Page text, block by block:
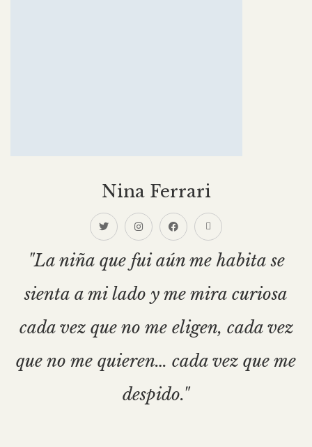
Nina Ferrari
"La niña que fui aún me habita se
sienta a mi lado y me mira curiosa
cada vez que no me eligen, cada vez
que no me quieren… cada vez que me
despido."